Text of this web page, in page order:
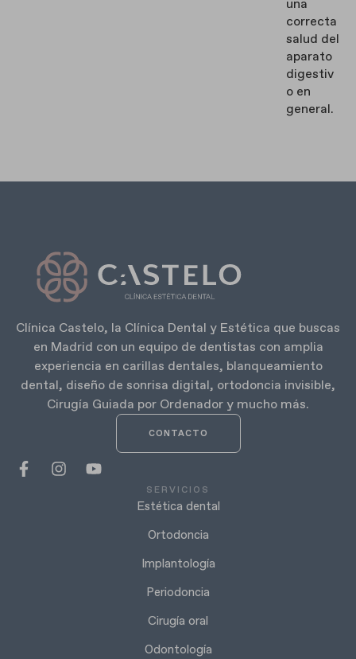
una
correcta
salud del
aparato
digestiv
o en
general.
Clínica Castelo, la Clínica Dental y Estética que buscas
en Madrid con un equipo de dentistas con amplia
experiencia en carillas dentales, blanqueamiento
dental, diseño de sonrisa digital, ortodoncia invisible,
Cirugía Guiada por Ordenador y mucho más.
CONTACTO
SERVICIOS
Estética dental
Ortodoncia
Implantología
Periodoncia
Cirugía oral
Odontología